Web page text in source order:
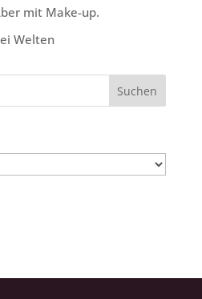
mit Make-up.
Welten